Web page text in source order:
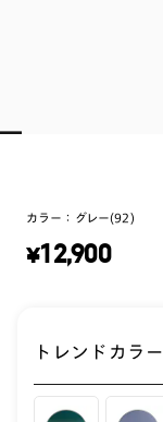
カラー： グレー(92)
¥12,900
トレンドカラー